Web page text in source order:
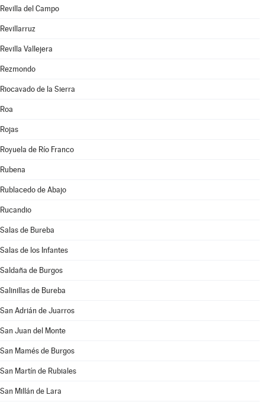
Revilla del Campo
Revillarruz
Revilla Vallejera
Rezmondo
Riocavado de la Sierra
Roa
Rojas
Royuela de Río Franco
Rubena
Rublacedo de Abajo
Rucandio
Salas de Bureba
Salas de los Infantes
Saldaña de Burgos
Salinillas de Bureba
San Adrián de Juarros
San Juan del Monte
San Mamés de Burgos
San Martín de Rubiales
San Millán de Lara